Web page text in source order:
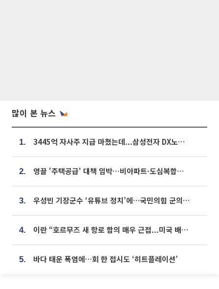
많이 본 뉴스
1. 3445억 자사주 지급 마쳤는데...삼성전자 DX노조, 뒤늦은 '떼쓰기 집회'
2. 영끌 '주택공급' 대책 임박⋯비아파트·도심복합까지 총동원
3. 우성빈 기장군수 ‘유튜브 정치’에…국민의힘 군의원들 집단 반발
4. 이란 “호르무즈 새 항로 합의 매우 근접...미국 배상 먼저”
5. 바다 태운 폭염에…회 한 접시도 ‘히트플레이션’